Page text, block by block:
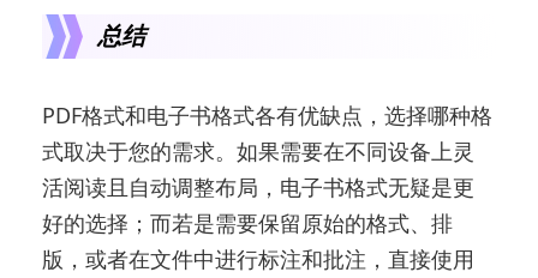
总结
PDF格式和电子书格式各有优缺点，选择哪种格
式取决于您的需求。如果需要在不同设备上灵
活阅读且自动调整布局，电子书格式无疑是更
好的选择；而若是需要保留原始的格式、排
版，或者在文件中进行标注和批注，直接使用